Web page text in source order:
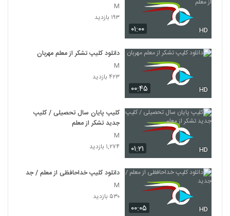
۰۱:۰۰ HD
M
۱۹۳ بازدید
۰۰:۴۵ HD
دانلود کلیپ تشکر از معلم مهربان
M
۴۲۳ بازدید
۰۱:۲۱ HD
کلیپ پایان سال تحصیلی / کلیپ
جدید تشکر از معلم
M
۱,۲۷۴ بازدید
۰۰:۰۵ HD
دانلود کلیپ خداحافظی از معلم / جدید
M
۵۳۰ بازدید